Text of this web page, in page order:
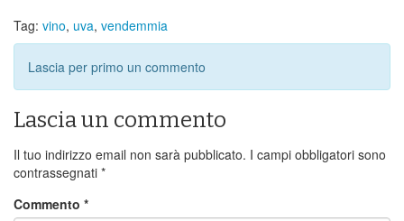
Tag: vino, uva, vendemmia
Lascia per primo un commento
Lascia un commento
Il tuo indirizzo email non sarà pubblicato. I campi obbligatori sono
contrassegnati *
Commento *